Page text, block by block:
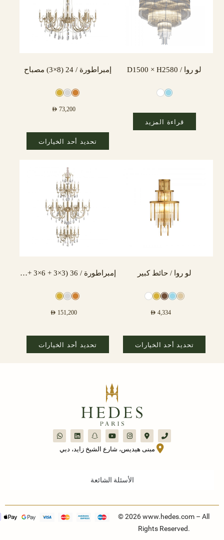
لو روا / D1500 × H2580
قراءة المزيد
إمبراطورة / 24 (8×3) مصباح
AED 73,200
تحديد أحد الخيارات
لو روا / حائط كبير
AED 4,334
تحديد أحد الخيارات
إمبراطورة / 36 (3×3 + 6×3 + 3×3) مصباح
AED 151,200
تحديد أحد الخيارات
مبنى هيديس، شارع الشيخ زايد، دبي
الأسئلة الشائعة
© 2026 www.hedes.com – All
Rights Reserved.